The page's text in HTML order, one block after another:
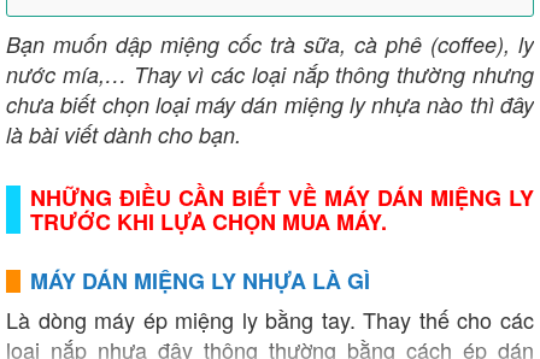
Bạn muốn dập miệng cốc trà sữa, cà phê (coffee), ly
nước mía,… Thay vì các loại nắp thông thường nhưng
chưa biết chọn loại máy dán miệng ly nhựa nào thì đây
là bài viết dành cho bạn.
NHỮNG ĐIỀU CẦN BIẾT VỀ MÁY DÁN MIỆNG LY
TRƯỚC KHI LỰA CHỌN MUA MÁY.
MÁY DÁN MIỆNG LY NHỰA LÀ GÌ
Là dòng máy ép miệng ly bằng tay. Thay thế cho các
loại nắp nhựa đậy thông thường bằng cách ép dán